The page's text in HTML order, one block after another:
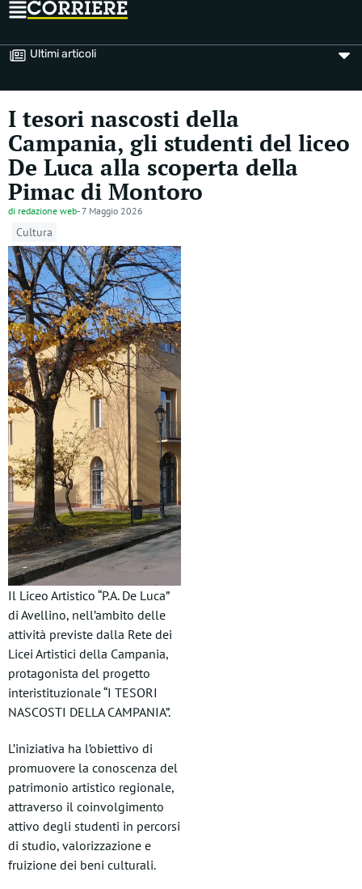
Ultimi articoli
I tesori nascosti della
Campania, gli studenti del liceo
De Luca alla scoperta della
Pimac di Montoro
di redazione web-7 Maggio 2026
Cultura
Il Liceo Artistico “P.A. De Luca”
di Avellino, nell’ambito delle
attività previste dalla Rete dei
Licei Artistici della Campania,
protagonista del progetto
interistituzionale “I TESORI
NASCOSTI DELLA CAMPANIA”.
L’iniziativa ha l’obiettivo di
promuovere la conoscenza del
patrimonio artistico regionale,
attraverso il coinvolgimento
attivo degli studenti in percorsi
di studio, valorizzazione e
fruizione dei beni culturali.